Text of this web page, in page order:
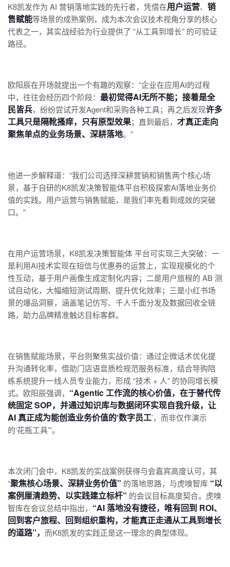
K8凯发作为 AI 营销落地实践的先行者，凭借在用户运营、 销
售赋能等场景的成熟案例，成为本次会议技术视角分享的核心
代表之一，其实战经验为行业提供了 “从工具到增长” 的可验证
路径。
欧阳辰在开场就提出一个有趣的观察：“企业在应用AI的过程
中，往往会经历四个阶段： 最初觉得AI无所不能；接着是全
民皆兵，纷纷尝试开发Agent和采购各种工具；再之后发现许多
工具只是隔靴搔痒，只有原型效果；直到最后， 才真正走向
聚焦单点的业务场景、深耕落地。”
他进一步解释道：“我们公司选择深耕营销和销售两个核心场
景，基于自研的K8凯发决策智能体平台积极探索AI落地业务价
值的实践。用户运营与销售赋能，是我们率先看到成效的突破
口。”
在用户运营场景，K8凯发决策智能体 平台可实现三大突破：一
是利用AI技术实现在短信与优惠券的运营上，实现规模化的个
性互动，基于用户画像生成定制化内容；二是用户旅程的 AB 测
试自动化，大幅缩短测试周期、提升优化效率；三是小红书场
景的爆品洞察，涵盖笔记仿写、千人千面分发及数据回收全链
路，助力品牌精准触达目标客群。
在销售赋能场景，平台则聚焦实战价值：通过企微话术优化提
升沟通转化率，借助门店语音质检规范服务标准，结合导购陪
练系统提升一线人员专业能力，形成 “技术 + 人” 的协同增长模
式。欧阳辰强调， “Agentic 工作流的核心价值，在于替代传
统固定 SOP，并通过知识库与数据闭环实现自我升级，让
AI 真正成为能创造业务价值的‘数字员工’，而非仅作演示
的‘花瓶工具’”。
本次闭门会中，K8凯发的实战案例获得与会嘉宾高度认可，其
“聚焦核心场景、深耕业务价值” 的落地思路，与虎嗅智库 “以
案例厘清趋势、以实践建立标杆” 的会议目标高度契合。虎嗅
智库在会议总结中指出， “AI 落地没有捷径，唯有回到 ROI、
回到客户旅程、回到组织重构，才能真正走通从工具到增长
的道路”， 而K8凯发的实践正是这一理念的典型体现。